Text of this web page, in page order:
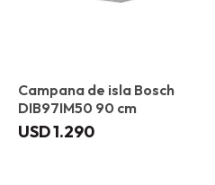
Campana de isla Bosch
DIB97IM50 90 cm
USD1.290